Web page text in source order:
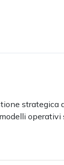
strategica
operativi